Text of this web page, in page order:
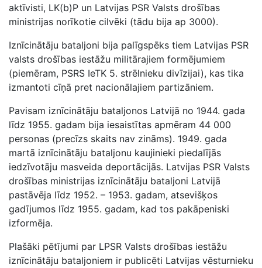
aktīvisti, LK(b)P un Latvijas PSR Valsts drošības
ministrijas norīkotie cilvēki (tādu bija ap 3000).
Iznīcinātāju bataljoni bija palīgspēks tiem Latvijas PSR
valsts drošības iestāžu militārajiem formējumiem
(piemēram, PSRS IeTK 5. strēlnieku divīzijai), kas tika
izmantoti cīņā pret nacionālajiem partizāniem.
Pavisam iznīcinātāju bataljonos Latvijā no 1944. gada
līdz 1955. gadam bija iesaistītas apmēram 44 000
personas (precīzs skaits nav zināms). 1949. gada
martā iznīcinātāju bataljonu kaujinieki piedalījās
iedzīvotāju masveida deportācijās. Latvijas PSR Valsts
drošības ministrijas iznīcinātāju bataljoni Latvijā
pastāvēja līdz 1952. – 1953. gadam, atsevišķos
gadījumos līdz 1955. gadam, kad tos pakāpeniski
izformēja.
Plašāki pētījumi par LPSR Valsts drošības iestāžu
iznīcinātāju bataljoniem ir publicēti Latvijas vēsturnieku